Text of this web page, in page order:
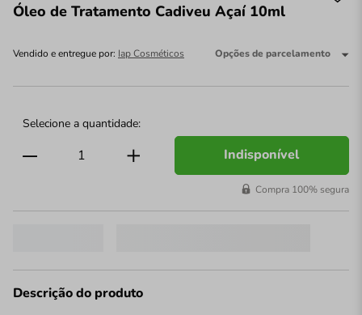
Óleo de Tratamento Cadiveu Açaí 10ml
Vendido e entregue por: Iap Cosméticos Opções de parcelamento
Indisponível
Compra 100% segura
Descrição do produto